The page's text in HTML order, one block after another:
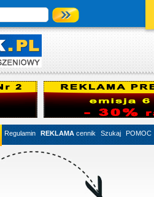
Regulamin REKLAMA cennik Szukaj POMOC